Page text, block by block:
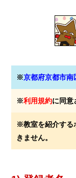
※京都府京都市南
※利用規約に同意
※教室を紹介する
きません。